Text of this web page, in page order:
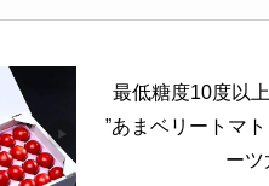
最低糖度10度以
”あまベリートマ
ーツ